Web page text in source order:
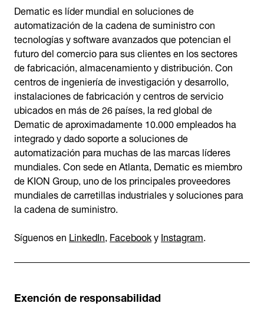
Dematic es líder mundial en soluciones de
automatización de la cadena de suministro con
tecnologías y software avanzados que potencian el
futuro del comercio para sus clientes en los sectores
de fabricación, almacenamiento y distribución. Con
centros de ingeniería de investigación y desarrollo,
instalaciones de fabricación y centros de servicio
ubicados en más de 26 países, la red global de
Dematic de aproximadamente 10.000 empleados ha
integrado y dado soporte a soluciones de
automatización para muchas de las marcas líderes
mundiales. Con sede en Atlanta, Dematic es miembro
de KION Group, uno de los principales proveedores
mundiales de carretillas industriales y soluciones para
la cadena de suministro.
Síguenos enLinkedIn,FacebookyInstagram.
Exención de responsabilidad